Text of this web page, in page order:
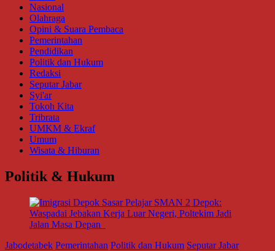
Nasional
Olahraga
Opini & Suara Pembaca
Pemerintahan
Pendidikan
Politik dan Hukum
Redaksi
Seputar Jabar
Syi'ar
Tokoh Kita
Tribrata
UMKM & Ekraf
Umum
Wisata & Hiburan
Politik & Hukum
Jabodetabek Pemerintahan Politik dan Hukum Seputar Jabar